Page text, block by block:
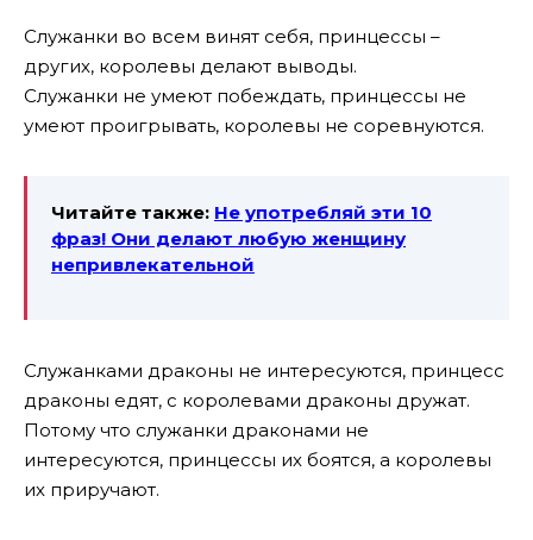
Служанки во всем винят себя, принцессы –
других, королевы делают выводы.
Служанки не умеют побеждать, принцессы не
умеют проигрывать, королевы не соревнуются.
Читайте также: Не употребляй эти 10
фраз! Они делают любую женщину
непривлекательной
Служанками драконы не интересуются, принцесс
драконы едят, с королевами драконы дружат.
Потому что служанки драконами не
интересуются, принцессы их боятся, а королевы
их приручают.